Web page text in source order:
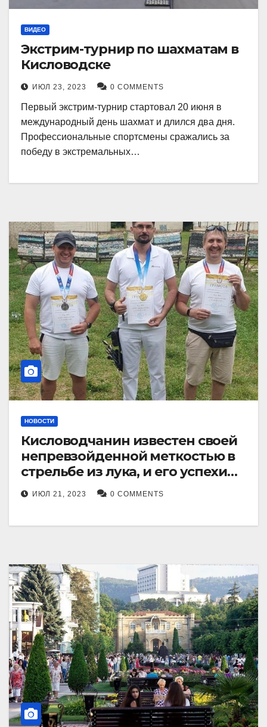
ВИДЕО
Экстрим-турнир по шахматам в
Кисловодске
ИЮЛ 23, 2023 0 COMMENTS
Первый экстрим-турнир стартовал 20 июня в
международный день шахмат и длился два дня.
Профессиональные спортсмены сражались за
победу в экстремальных…
НОВОСТИ
Кисловодчанин известен своей
непревзойденной меткостью в
стрельбе из лука, и его успехи
прославили его в
Ставропольском крае.
ИЮЛ 21, 2023 0 COMMENTS